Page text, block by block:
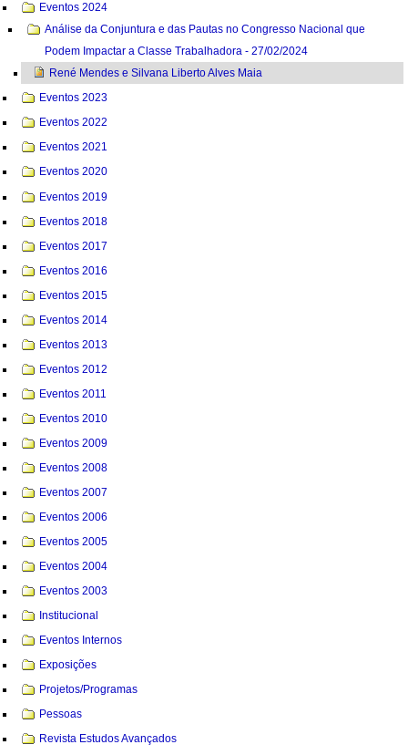
Eventos 2024
Análise da Conjuntura e das Pautas no Congresso Nacional que
Podem Impactar a Classe Trabalhadora - 27/02/2024
René Mendes e Silvana Liberto Alves Maia
Eventos 2023
Eventos 2022
Eventos 2021
Eventos 2020
Eventos 2019
Eventos 2018
Eventos 2017
Eventos 2016
Eventos 2015
Eventos 2014
Eventos 2013
Eventos 2012
Eventos 2011
Eventos 2010
Eventos 2009
Eventos 2008
Eventos 2007
Eventos 2006
Eventos 2005
Eventos 2004
Eventos 2003
Institucional
Eventos Internos
Exposições
Projetos/Programas
Pessoas
Revista Estudos Avançados